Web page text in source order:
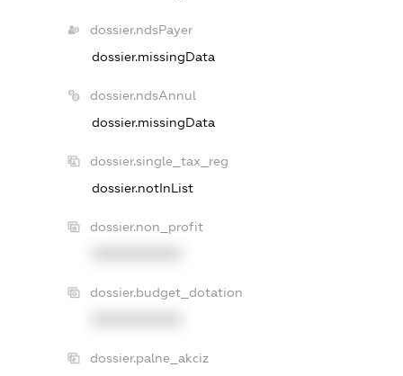
dossier.ndsPayer
dossier.missingData
dossier.ndsAnnul
dossier.missingData
dossier.single_tax_reg
dossier.notInList
dossier.non_profit
dossier.budget_dotation
dossier.palne_akciz